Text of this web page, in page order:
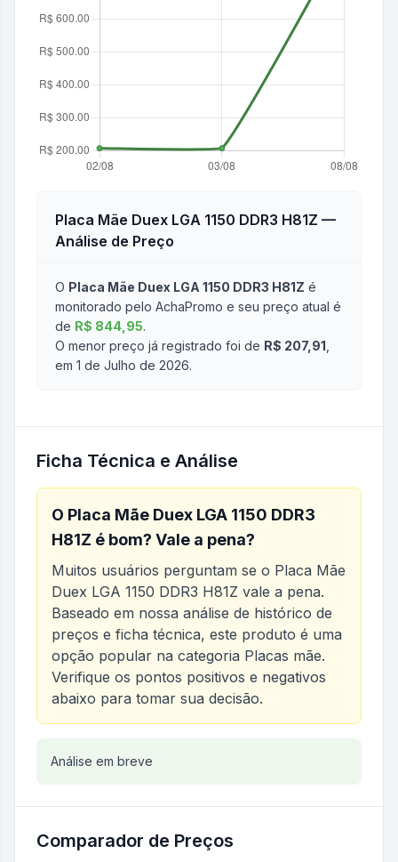
Placa Mãe Duex LGA 1150 DDR3 H81Z —
Análise de Preço
O Placa Mãe Duex LGA 1150 DDR3 H81Z é
monitorado pelo AchaPromo e seu preço atual é
de R$ 844,95.
O menor preço já registrado foi de R$ 207,91
em 1 de Julho de 2026.
Ficha Técnica e Análise
O Placa Mãe Duex LGA 1150 DDR3
H81Z é bom? Vale a pena?
Muitos usuários perguntam se o Placa Mãe
Duex LGA 1150 DDR3 H81Z vale a pena.
Baseado em nossa análise de histórico de
preços e ficha técnica, este produto é uma
opção popular na categoria Placas mãe.
Verifique os pontos positivos e negativos
abaixo para tomar sua decisão.
Análise do produto
Análise em breve
Comparador de Preços